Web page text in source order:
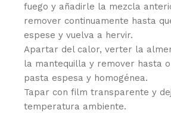
fuego y añadirle la mezcla
remover continuamente hasta
espese y vuelva a hervir.
Apartar del calor, verter la
la mantequilla y remover hasta
pasta espesa y homogénea.
Tapar con film transparente y
temperatura ambiente.